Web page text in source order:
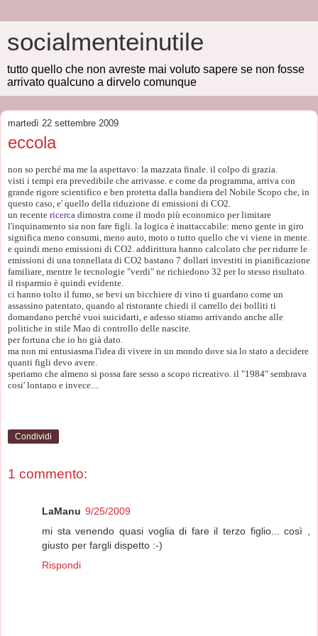
socialmenteinutile
tutto quello che non avreste mai voluto sapere se non fosse
arrivato qualcuno a dirvelo comunque
martedì 22 settembre 2009
eccola
non so perché ma me la aspettavo: la mazzata finale. il colpo di grazia.
visti i tempi era prevedibile che arrivasse. e come da programma, arriva con
grande rigore scientifico e ben protetta dalla bandiera del Nobile Scopo che, in
questo caso, e' quello della riduzione di emissioni di CO2.
un recente ricerca dimostra come il modo più economico per limitare
l'inquinamento sia non fare figli. la logica è inattaccabile: meno gente in giro
significa meno consumi, meno auto, moto o tutto quello che vi viene in mente.
e quindi meno emissioni di CO2. addirittura hanno calcolato che per ridurre le
emissioni di una tonnellata di CO2 bastano 7 dollari investiti in pianificazione
familiare, mentre le tecnologie "verdi" ne richiedono 32 per lo stesso risultato.
il risparmio è quindi evidente.
ci hanno tolto il fumo, se bevi un bicchiere di vino ti guardano come un
assassino patentato, quando al ristorante chiedi il carrello dei bolliti ti
domandano perché vuoi suicidarti, e adesso stiamo arrivando anche alle
politiche in stile Mao di controllo delle nascite.
per fortuna che io ho già dato.
ma non mi entusiasma l'idea di vivere in un mondo dove sia lo stato a decidere
quanti figli devo avere.
speriamo che almeno si possa fare sesso a scopo ricreativo. il "1984" sembrava
cosi' lontano e invece....
Condividi
1 commento:
LaManu 9/25/2009
mi sta venendo quasi voglia di fare il terzo figlio... così ,
giusto per fargli dispetto :-)
Rispondi